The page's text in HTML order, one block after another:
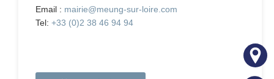
Email : mairie@meung-sur-loire.com
Tel: +33 (0)2 38 46 94 94